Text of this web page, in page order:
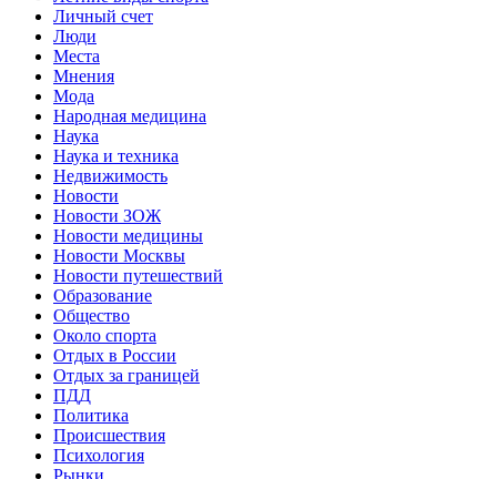
Личный счет
Люди
Места
Мнения
Мода
Народная медицина
Наука
Наука и техника
Недвижимость
Новости
Новости ЗОЖ
Новости медицины
Новости Москвы
Новости путешествий
Образование
Общество
Около спорта
Отдых в России
Отдых за границей
ПДД
Политика
Происшествия
Психология
Рынки